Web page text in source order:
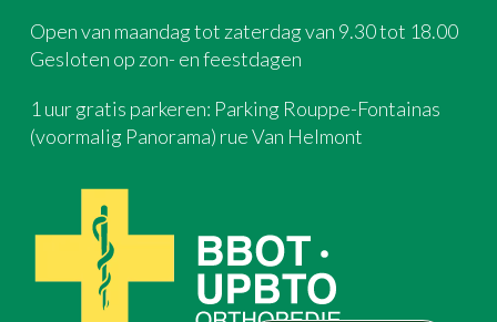
Open van maandag tot zaterdag van 9.30 tot 18.00
Gesloten op zon- en feestdagen
1 uur gratis parkeren: Parking Rouppe-Fontainas
(voormalig Panorama) rue Van Helmont